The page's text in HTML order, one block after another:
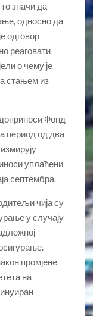
значи да
односно да
одговор
реаговати
о чему је
стањем из
Фонд
период од два
уплаћени
септембра.
чија су
у случају
промјене
на